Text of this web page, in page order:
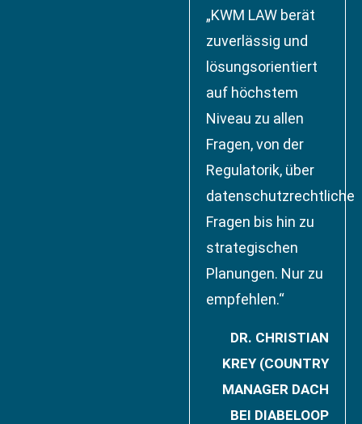
„KWM LAW berät
zuverlässig und
lösungsorientiert
auf höchstem
Niveau zu allen
Fragen, von der
Regulatorik, über
datenschutzrechtliche
Fragen bis hin zu
strategischen
Planungen. Nur zu
empfehlen.“
DR. CHRISTIAN
KREY (COUNTRY
MANAGER DACH
BEI DIABELOOP